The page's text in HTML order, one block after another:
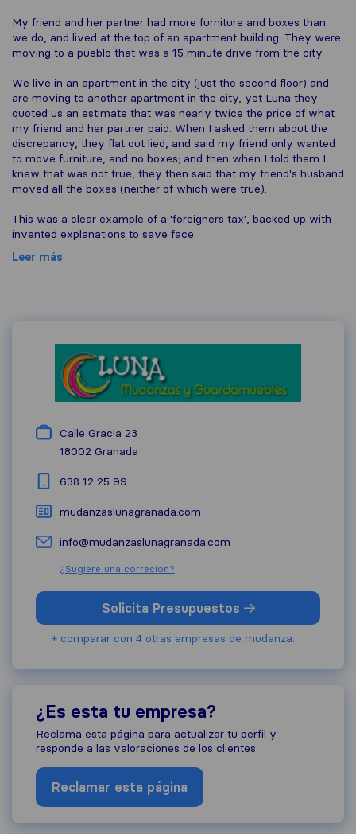
My friend and her partner had more furniture and boxes than
we do, and lived at the top of an apartment building. They were
moving to a pueblo that was a 15 minute drive from the city.
We live in an apartment in the city (just the second floor) and
are moving to another apartment in the city, yet Luna they
quoted us an estimate that was nearly twice the price of what
my friend and her partner paid. When I asked them about the
discrepancy, they flat out lied, and said my friend only wanted
to move furniture, and no boxes; and then when I told them I
knew that was not true, they then said that my friend's husband
moved all the boxes (neither of which were true).
This was a clear example of a 'foreigners tax', backed up with
invented explanations to save face.
Leer más
Calle Gracia 23
18002 Granada
638 12 25 99
mudanzaslunagranada.com
info@mudanzaslunagranada.com
¿Sugiere una correcion?
Solicita Presupuestos
+ comparar con 4 otras empresas de mudanza.
¿Es esta tu empresa?
Reclama esta página para actualizar tu perfil y
responde a las valoraciones de los clientes
Reclamar esta página